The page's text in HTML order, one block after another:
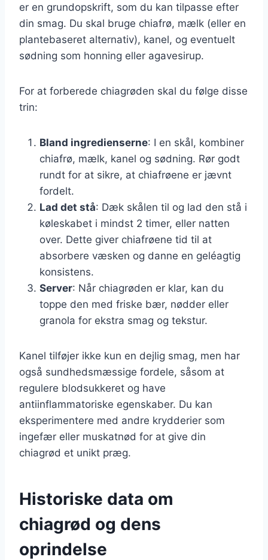
er en grundopskrift, som du kan tilpasse efter
din smag. Du skal bruge chiafrø, mælk (eller en
plantebaseret alternativ), kanel, og eventuelt
sødning som honning eller agavesirup.
For at forberede chiagrøden skal du følge disse
trin:
Bland ingredienserne: I en skål, kombiner
chiafrø, mælk, kanel og sødning. Rør godt
rundt for at sikre, at chiafrøene er jævnt
fordelt.
Lad det stå: Dæk skålen til og lad den stå i
køleskabet i mindst 2 timer, eller natten
over. Dette giver chiafrøene tid til at
absorbere væsken og danne en geléagtig
konsistens.
Server: Når chiagrøden er klar, kan du
toppe den med friske bær, nødder eller
granola for ekstra smag og tekstur.
Kanel tilføjer ikke kun en dejlig smag, men har
også sundhedsmæssige fordele, såsom at
regulere blodsukkeret og have
antiinflammatoriske egenskaber. Du kan
eksperimentere med andre krydderier som
ingefær eller muskatnød for at give din
chiagrød et unikt præg.
Historiske data om
chiagrød og dens
oprindelse